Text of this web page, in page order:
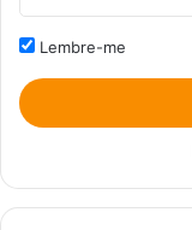
Lembre-me